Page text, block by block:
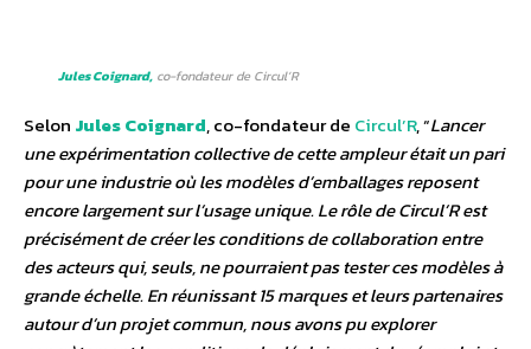
Jules Coignard, co-fondateur de Circul’R
Selon Jules Coignard, co-fondateur de Circul’R, “Lancer
une expérimentation collective de cette ampleur était un pari
pour une industrie où les modèles d’emballages reposent
encore largement sur l’usage unique. Le rôle de Circul’R est
précisément de créer les conditions de collaboration entre
des acteurs qui, seuls, ne pourraient pas tester ces modèles à
grande échelle. En réunissant 15 marques et leurs partenaires
autour d’un projet commun, nous avons pu explorer